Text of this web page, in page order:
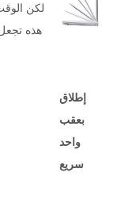
لكن
هذه
إطلاق
بعقب
واحد
سريع